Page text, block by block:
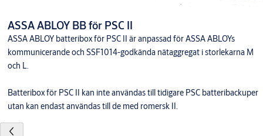
ASSA ABLOY BB för PSC II
ASSA ABLOY batteribox för PSC II är anpassad för ASSA ABLOYs
kommunicerande och SSF1014-godkända nätaggregat i storlekarna M
och L.
Batteribox för PSC II kan inte användas till tidigare PSC batteribackuper
utan kan endast användas till de med romersk II.